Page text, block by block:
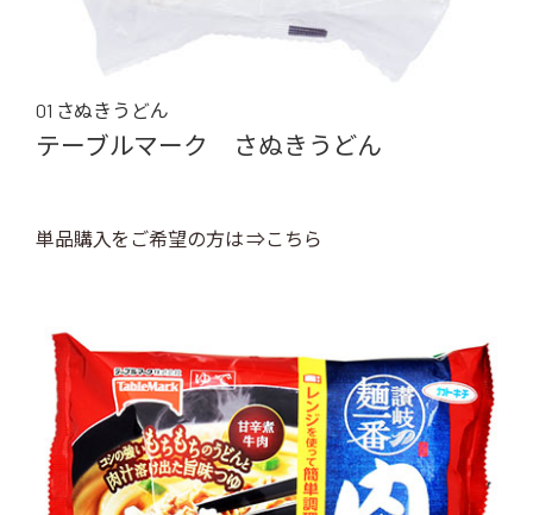
01 さぬきうどん
テーブルマーク さぬきうどん
単品購入をご希望の方は ⇒こちら